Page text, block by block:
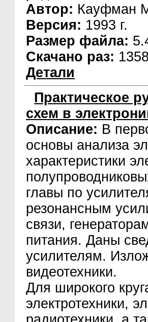
Автор: Кауфман
Версия: 1993 г.
Размер файла:
Скачано раз:
Детали
Практическое
схем в
Описание: В
основы анализа
характеристики
главы по
резонансным
связи,
питания. Даны
усилителям.
видеотехники.
Для широкого
электротехники,